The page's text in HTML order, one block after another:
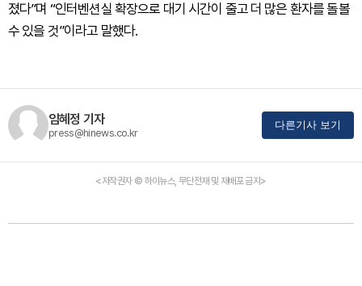
졌다”며 “인터벤션실 확장으로 대기 시간이 줄고 더 많은 환자를 돌볼
수 있을 것”이라고 말했다.
임혜정 기자
press@hinews.co.kr
다른기사 보기
<저작권자 © 하이뉴스, 무단전재 및 재배포 금지>